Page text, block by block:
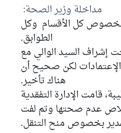
مداخلة وزير الصحة:
بخصوص كل الأقسام وكل
الطوابق.
إشراف السيد الوالي مع
لكن صحيح أن
هناك تأخير.
قامت الإدارة التفقدية
عدم صحتها وتم لفت
بخصوص منح التنقل.